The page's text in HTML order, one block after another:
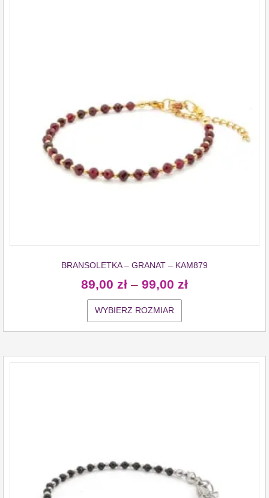
BRANSOLETKA – GRANAT – KAM879
89,00 zł – 99,00 zł
WYBIERZ ROZMIAR